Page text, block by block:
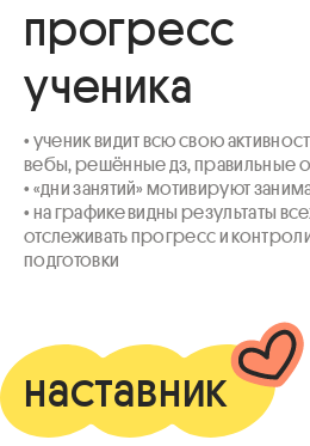
прогресс
ученика
• ученик видит всю свою
вебы, решённые дз, правильные
• «дни занятий» мотивируют
• на графике видны результаты
отслеживать прогресс и
подготовки
наставник